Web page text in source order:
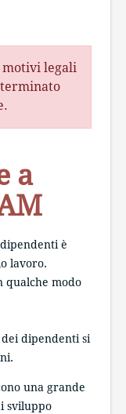
legali
a
è
lavoro.
qualche modo
dipendenti si
una grande
sviluppo